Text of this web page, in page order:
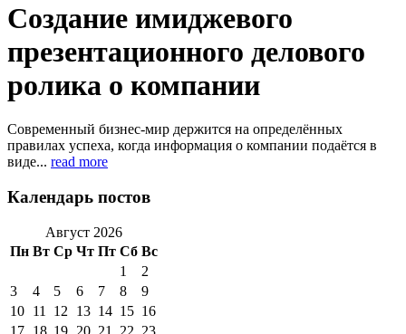
Создание имиджевого
презентационного делового
ролика о компании
Современный бизнес-мир держится на определённых
правилах успеха, когда информация о компании подаётся в
виде... read more
Календарь постов
Август 2026
Пн Вт Ср Чт Пт Сб Вс
1
2
3
4 5 6 7 8
9
10 11 12 13 14 15 16
17 18 19 20 21 22 23